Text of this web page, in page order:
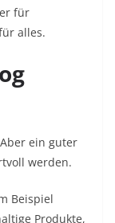
für
alles.
ein guter
werden.
Beispiel
Produkte,